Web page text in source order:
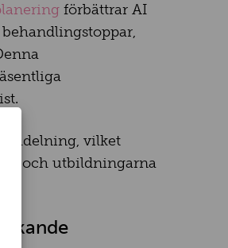
förbättrar AI
vilket
och utbildningarna